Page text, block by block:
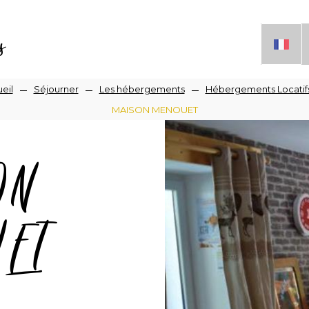
Séjourner Les hébergements
Hébergements
MAISON MENOUET